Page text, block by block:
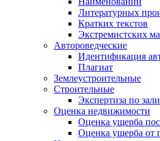
Литературных
Кратких текстов
Экстремистских
Автороведческие
Идентификация
Плагиат
Землеустроительные
Строительные
Экспертиза по
Оценка недвижимости
Оценка ущерба
Оценка ущерба от